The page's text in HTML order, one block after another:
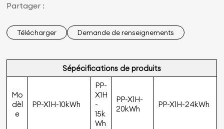
Partager :
Télécharger Demande de renseignements
Sépéciﬁcations de produits
Mo
dèl
e
PP-X1H-10kWh
PP-
X1H
-
15k
Wh
PP-X1H-
20kWh
PP-X1H-24kWh